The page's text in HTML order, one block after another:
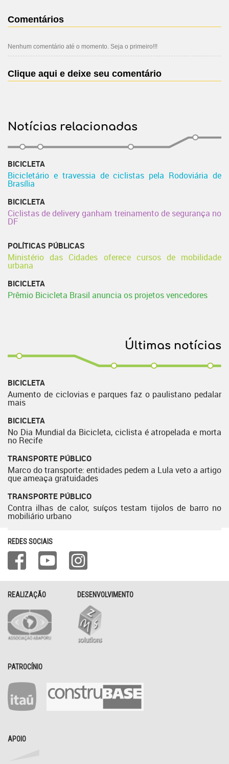
Comentários
Nenhum comentário até o momento. Seja o primeiro!!!
Clique aqui e deixe seu comentário
Notícias relacionadas
BICICLETA
Bicicletário e travessia de ciclistas pela Rodoviária de
Brasília
BICICLETA
Ciclistas de delivery ganham treinamento de segurança no
DF
POLÍTICAS PÚBLICAS
Ministério das Cidades oferece cursos de mobilidade
urbana
BICICLETA
Prêmio Bicicleta Brasil anuncia os projetos vencedores
Últimas notícias
BICICLETA
Aumento de ciclovias e parques faz o paulistano pedalar
mais
BICICLETA
No Dia Mundial da Bicicleta, ciclista é atropelada e morta
no Recife
TRANSPORTE PÚBLICO
Marco do transporte: entidades pedem a Lula veto a artigo
que ameaça gratuidades
TRANSPORTE PÚBLICO
Contra ilhas de calor, suíços testam tijolos de barro no
mobiliário urbano
REDES SOCIAIS
REALIZAÇÃO DESENVOLVIMENTO
PATROCÍNIO
APOIO